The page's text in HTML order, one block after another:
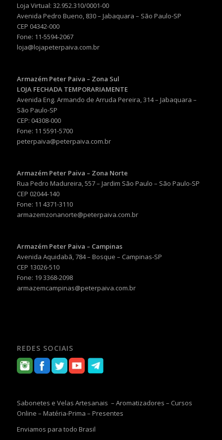
Loja Virtual: 32.952.310/0001-00
Avenida Pedro Bueno, 830 – Jabaquara – São Paulo-SP
CEP 04342-000
Fone: 11-5594-2067
loja@lojapeterpaiva.com.br
Armazém Peter Paiva – Zona Sul
LOJA FECHADA TEMPORARIAMENTE
Avenida Eng. Armando de Arruda Pereira, 314 – Jabaquara –
São Paulo-SP
CEP: 04308-000
Fone: 11 5591-5700
peterpaiva@peterpaiva.com.br
Armazém Peter Paiva – Zona Norte
Rua Pedro Madureira, 557 – Jardim São Paulo – São Paulo-SP
CEP 02044-140
Fone: 11 4371-3110
armazemzonanorte@peterpaiva.com.br
Armazém Peter Paiva – Campinas
Avenida Aquidabã, 784 – Bosque – Campinas-SP
CEP 13026-510
Fone: 19 3368-2098
armazemcampinas@peterpaiva.com.br
REDES SOCIAIS
Sabonetes e Velas Artesanais – Aromatizadores – Cursos
Online – Matéria-Prima – Presentes
Enviamos para todo Brasil